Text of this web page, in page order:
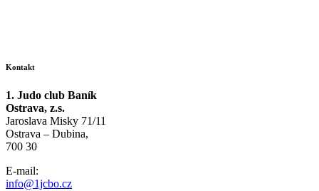
Kontakt
1. Judo club Baník
Ostrava, z.s.
Jaroslava Misky 71/11
Ostrava – Dubina,
700 30
E-mail:
info@1jcbo.cz